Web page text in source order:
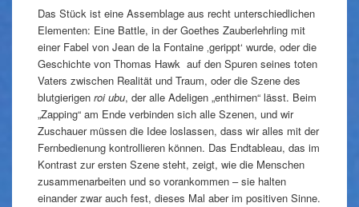
Das Stück ist eine Assemblage aus recht unterschiedlichen
Elementen: Eine Battle, in der Goethes Zauberlehrling mit
einer Fabel von Jean de la Fontaine ‚gerippt‘ wurde, oder die
Geschichte von Thomas Hawk auf den Spuren seines toten
Vaters zwischen Realität und Traum, oder die Szene des
blutgierigen roi ubu, der alle Adeligen „enthirnen“ lässt. Beim
„Zapping“ am Ende verbinden sich alle Szenen, und wir
Zuschauer müssen die Idee loslassen, dass wir alles mit der
Fernbedienung kontrollieren können. Das Endtableau, das im
Kontrast zur ersten Szene steht, zeigt, wie die Menschen
zusammenarbeiten und so vorankommen – sie halten
einander zwar auch fest, dieses Mal aber im positiven Sinne.